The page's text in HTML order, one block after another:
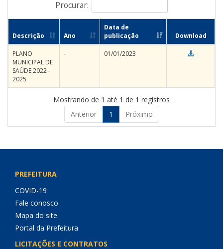
Procurar:
Descrição Ano
Data de
publicação
Download
PLANO
MUNICIPAL DE
SAÚDE 2022 -
2025
- 01/01/2023
Mostrando de 1 até 1 de 1 registros
Anterior
1 Próximo
PREFEITURA
COVID-19
Fale conosco
Mapa do site
Portal da Prefeitura
LICITAÇÕES E CONTRATOS